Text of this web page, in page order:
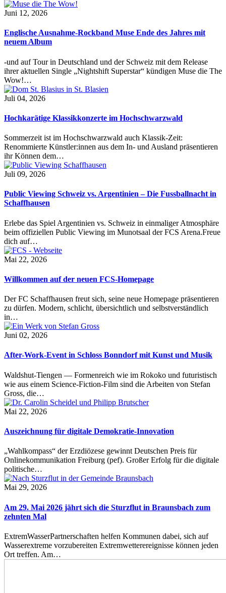
Juni 12, 2026
Englische Ausnahme-Rockband Muse Ende des Jahres mit
neuem Album
-und auf Tour in Deutschland und der Schweiz mit dem Release
ihrer aktuellen Single „Nightshift Superstar“ kündigen Muse die The
Wow!…
Juli 04, 2026
Hochkarätige Klassikkonzerte im Hochschwarzwald
Sommerzeit ist im Hochschwarzwald auch Klassik-Zeit:
Renommierte Künstler:innen aus dem In- und Ausland präsentieren
ihr Können dem…
Juli 09, 2026
Public Viewing Schweiz vs. Argentinien – Die Fussballnacht in
Schaffhausen
Erlebe das Spiel Argentinien vs. Schweiz in einmaliger Atmosphäre
beim offiziellen Public Viewing im Munotsaal der FCS Arena.Freue
dich auf…
Mai 22, 2026
Willkommen auf der neuen FCS-Homepage
Der FC Schaffhausen freut sich, seine neue Homepage präsentieren
zu dürfen. Modern, schlicht, übersichtlich und selbstverständlich
in…
Juni 02, 2026
After-Work-Event in Schloss Bonndorf mit Kunst und Musik
Waldshut-Tiengen — Formenreich wie im Rokoko und futuristisch
wie aus einem Science-Fiction-Film sind die Arbeiten von Stefan
Gross, die…
Mai 22, 2026
Auszeichnung für digitale Demokratie-Innovation
„Wahlkompass“ der Erzdiözese gewinnt Deutschen Preis für
Onlinekommunikation Freiburg (pef). Großer Erfolg für die digitale
politische…
Mai 29, 2026
Am 29. Mai 2026 jährt sich die Sturzflut in Braunsbach zum
zehnten Mal
ExtremWasserPartnerschaften helfen Kommunen dabei, sich auf
Wasserextreme vorzubereiten Extremwetterereignisse können jeden
Ort treffen. Am…